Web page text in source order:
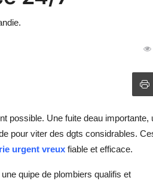
possible. Une fuite deau importante,
pour viter des dgts considrables.
urgent vreux fiable et efficace.
quipe de plombiers qualifis et